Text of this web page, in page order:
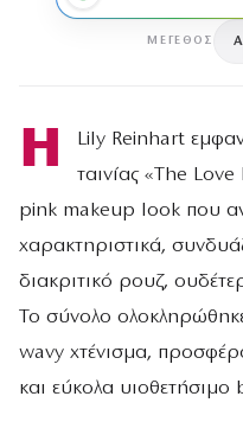
ΜΈΓΕΘΟΣ A
Η
Lily Reinhart
ταινίας «The
pink makeup look που
χαρακτηριστικά,
διακριτικό ρουζ,
Το σύνολο
wavy χτένισμα,
και εύκολα